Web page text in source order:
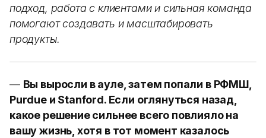
подход, работа с клиентами и сильная команда
помогают создавать и масштабировать
продукты.
— Вы выросли в ауле, затем попали в РФМШ,
Purdue и Stanford. Если оглянуться назад,
какое решение сильнее всего повлияло на
вашу жизнь, хотя в тот момент казалось